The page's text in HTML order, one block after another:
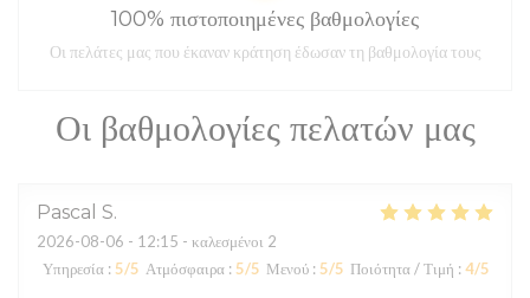
Οι βαθμολογίες πελατών μας
Pascal S
2026-08-06 - 12:15 - καλεσμένοι 2
Υπηρεσία : 5/5 Ατμόσφαιρα : 5/5 Μενού : 5/5 Ποιότητα / Τιμή : 4/5
100% πιστοποιημένες βαθμολογίες
Οι πελάτες μας που έκαναν κράτηση έδωσαν τη βαθμολογία τους